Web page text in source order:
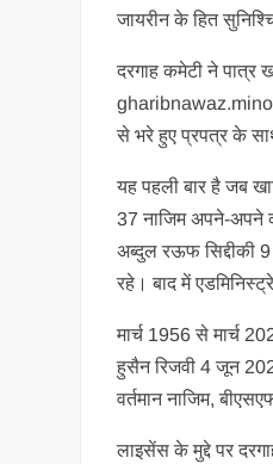
जायरीन के हित
दरगाह कमेटी ने पात्र
से भरे हुए प्रपत्र के
यह पहली बार है जब
37 नाजिम अपने-अपने
अब्दुल रऊफ सिद्दीकी
रहे। बाद में
मार्च 1956 से मार्च
हुसैन रिजवी 4 जून
वर्तमान नाजिम,
लाइसेंस के मुद्दे पर